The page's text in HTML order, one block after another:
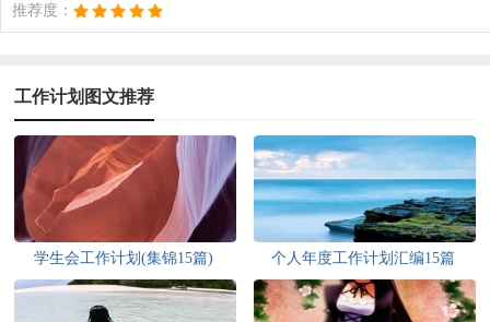
推荐度：
工作计划图文推荐
学生会工作计划(集锦15篇) 个人年度工作计划汇编15篇